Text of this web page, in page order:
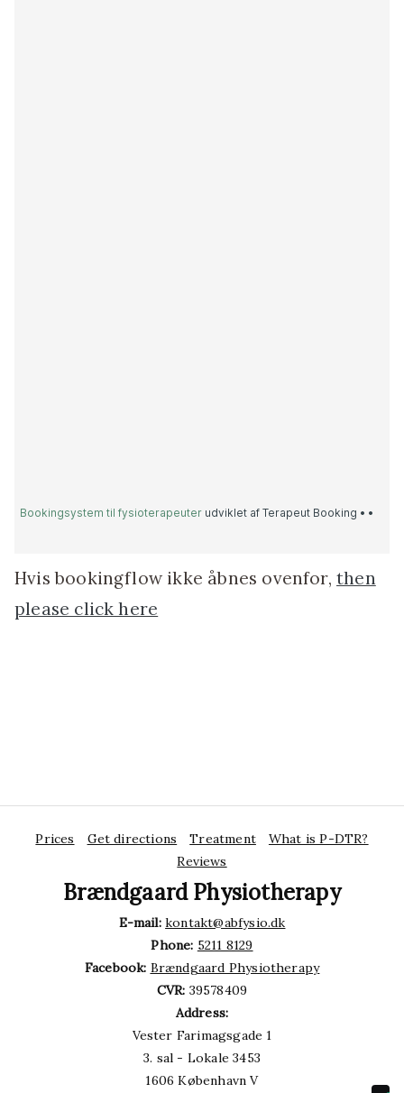
Hvis bookingflow ikke åbnes ovenfor,then
please click here
Prices Get directions Treatment
What is P-DTR?
Reviews
Brændgaard Physiotherapy
E-mail: kontakt@abfysio.dk
Phone: 5211 8129
Facebook: Brændgaard Physiotherapy
CVR: 39578409
Address:
Vester Farimagsgade 1
3. sal - Lokale 3453
1606 København V